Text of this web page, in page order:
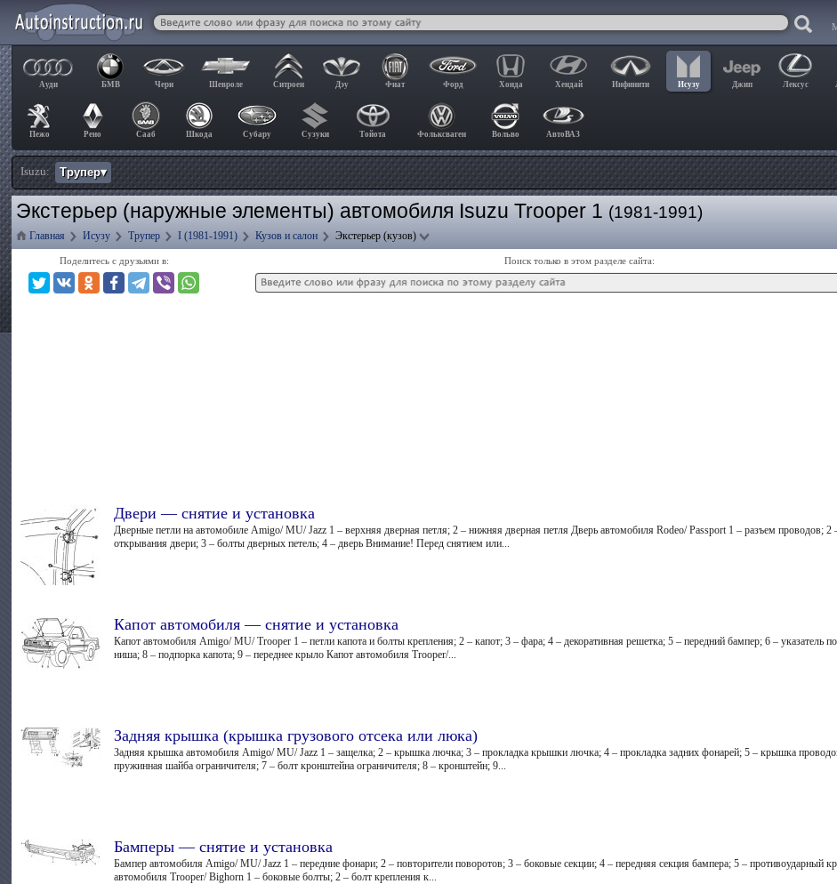
Ауди БМВ Чери Шевроле Ситроен Дэу Фиат Форд Хонда Хендай Инфинити Исузу Джип Лексус
Пежо Рено Сааб Шкода Субару Сузуки Тойота Фольксваген Вольво АвтоВАЗ
Isuzu: Трупер▾
Экстерьер (наружные элементы) автомобиля Isuzu Trooper 1 (1981-1991)
Главная Исузу Трупер I (1981-1991) Кузов и салон Экстерьер (кузов)
Поделитесь с друзьями в: Поиск только в этом разделе сайта:
Двери — снятие и установка
Дверные петли на автомобиле Amigo/ MU/ Jazz 1 – верхняя дверная петля; 2 – нижняя дверная петля Дверь автомобиля Rodeo/ Passport 1 – разъем проводов; 2
открывания двери; 3 – болты дверных петель; 4 – дверь Внимание! Перед снятием или...
Капот автомобиля — снятие и установка
Капот автомобиля Amigo/ MU/ Trooper 1 – петли капота и болты крепления; 2 – капот; 3 – фара; 4 – декоративная решетка; 5 – передний бампер; 6 – указатель
ниша; 8 – подпорка капота; 9 – переднее крыло Капот автомобиля Trooper/...
Задняя крышка (крышка грузового отсека или люка)
Задняя крышка автомобиля Amigo/ MU/ Jazz 1 – защелка; 2 – крышка лючка; 3 – прокладка крышки лючка; 4 – прокладка задних фонарей; 5 – крышка
пружинная шайба ограничителя; 7 – болт кронштейна ограничителя; 8 – кронштейн; 9...
Бамперы — снятие и установка
Бампер автомобиля Amigo/ MU/ Jazz 1 – передние фонари; 2 – повторители поворотов; 3 – боковые секции; 4 – передняя секция бампера; 5 – противоударный
автомобиля Trooper/ Bighorn 1 – боковые болты; 2 – болт крепления к...